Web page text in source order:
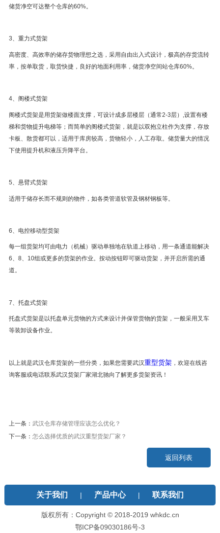
储货净空可达整个仓库的60%。
3、重力式货架
高密度、高效率的储存货物理想之选，采用自由出入式设计，极高的存货流转
率，按单取货，取货快捷，良好的地面利用率，储货净空间站仓库60%。
4、阁楼式货架
阁楼式货架是用货架做楼面支撑，可设计成多层楼层（通常2-3层）,设置有楼
梯和货物提升电梯等；而简单的阁楼式货架，就是以双抱立柱作为支撑，存放
卡板、散货都可以，适用于库房较高，货物轻小，人工存取。储货量大的情况
下使用提升机和液压升降平台。
5、悬臂式货架
适用于储存长而不规则的物件，如各类管道软管及钢材钢板等。
6、电控移动型货架
每一组货架均可由电力（机械）驱动单独地在轨道上移动，用一条通道能解决
6、8、10组或更多的货架的作业。按动按钮即可驱动货架，并开启所需的通
道。
7、托盘式货架
托盘式货架是以托盘单元货物的方式来设计并保管货物的货架，一般采用叉车
等装卸设备作业。
以上就是武汉仓库货架的一些分类，如果您需要武汉重型货架 ，欢迎在线咨
询客服或电话联系武汉货架厂家湖北驰向了解更多货架资讯！
上一条： 武汉仓库存储管理应该怎么优化？
下一条： 怎么选择优质的武汉重型货架厂家？
返回列表
关于我们 | 产品中心 | 联系我们
版权所有：Copyright © 2018-2019 whkdc.cn
鄂ICP备09030186号-3